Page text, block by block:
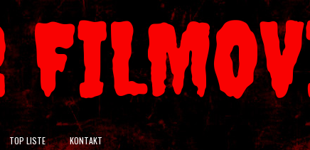
TOP LISTE KONTAKT